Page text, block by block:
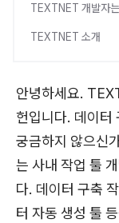
TEXTNET 개발자
TEXTNET 소개
안녕하세요.
헌입니다. 데이터
궁금하지 않으신
는 사내 작업 툴
다. 데이터 구축
터 자동 생성 툴